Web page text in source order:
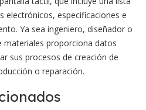
electrónicos, especificaciones e
Ya sea ingeniero, diseñador o
materiales proporciona datos
sus procesos de creación de
o reparación.